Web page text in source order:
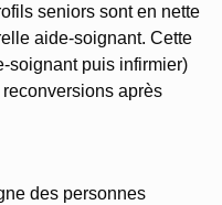
seniors sont en nette
aide-soignant. Cette
soignant puis infirmier)
après
des personnes